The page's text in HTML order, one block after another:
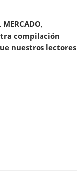
compilación
nuestros lectores